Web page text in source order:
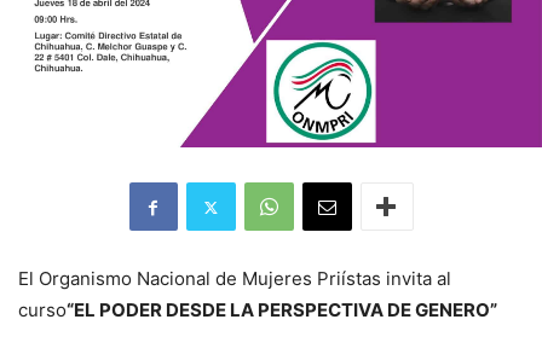
El Organismo Nacional de Mujeres Priístas invita al
curso“EL PODER DESDE LA PERSPECTIVA DE GENERO”